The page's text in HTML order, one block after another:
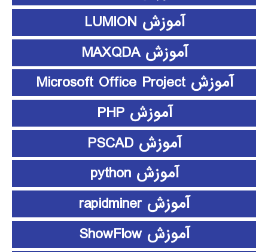
آموزش LUMION
آموزش MAXQDA
آموزش Microsoft Office Project
آموزش PHP
آموزش PSCAD
آموزش python
آموزش rapidminer
آموزش ShowFlow